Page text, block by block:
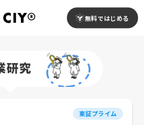
無料ではじめる
研究
東証プライム